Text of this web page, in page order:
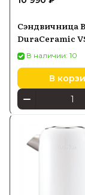
Сэндвичница
DuraCeramic
В наличии: 10
В